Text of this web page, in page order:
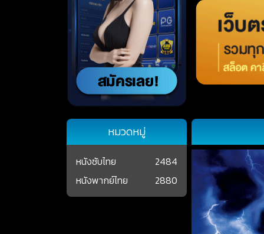
หมวดหมู่
หนังซับไทย
2484
หนังพากย์ไทย
2880